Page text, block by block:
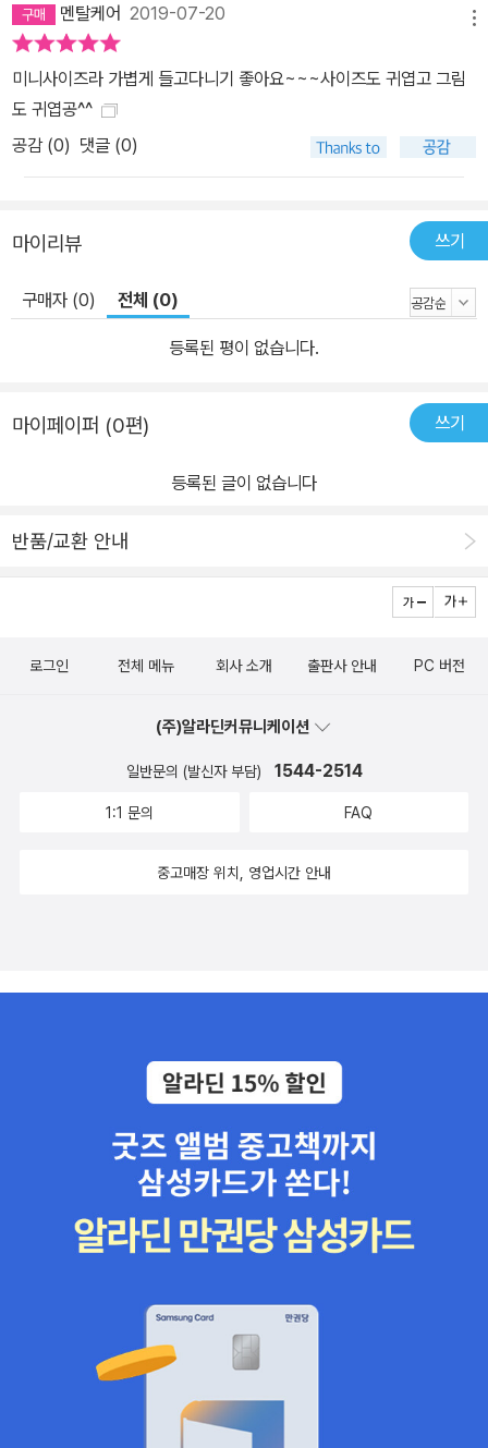
멘탈케어 2019-07-20
미니사이즈라 가볍게 들고다니기 좋아요~~~사이즈도 귀엽고 그림
도 귀엽공^^
공감 (0) 댓글 (0)
마이리뷰 쓰기
구매자 (0) 전체 (0)
등록된 평이 없습니다.
마이페이퍼 (0편) 쓰기
등록된 글이 없습니다
반품/교환 안내
로그인 전체 메뉴 회사 소개 출판사 안내 PC 버전
(주)알라딘커뮤니케이션
일반문의 (발신자 부담) 1544-2514
1:1 문의 FAQ
중고매장 위치, 영업시간 안내